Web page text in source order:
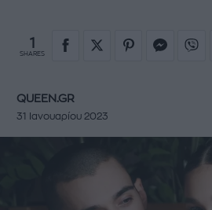
1
SHARES
QUEEN.GR
31 Ιανουαρίου 2023